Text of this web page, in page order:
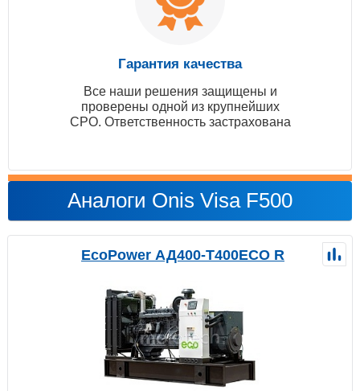
Гарантия качества
Все наши решения защищены и
проверены одной из крупнейших
СРО. Ответственность застрахована
Аналоги Onis Visa F500
EcoPower АД400-T400ECO R